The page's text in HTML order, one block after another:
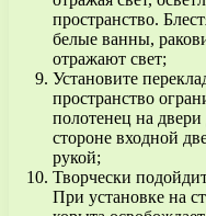
пространство.
белые ванны,
отражают свет;
Установите
пространство
полотенец на
стороне входной
рукой;
Творчески
При установке на